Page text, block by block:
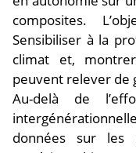
composites.
Sensibiliser à la
climat et,
peuvent relever de
Au-delà de
données sur les